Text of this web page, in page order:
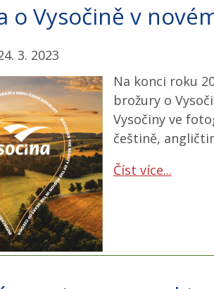
o Vysočině v
3. 2023
Na konci roku
brožury o
Vysočiny ve
češtině,
Číst více...